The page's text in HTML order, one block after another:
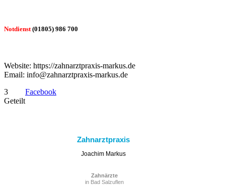
Notdienst (01805) 986 700
Website: https://zahnarztpraxis-markus.de
Email: info@zahnarztpraxis-markus.de
3
Geteilt
Facebook
Zahnarztpraxis
Joachim Markus
Zahnärzte
in Bad Salzuflen